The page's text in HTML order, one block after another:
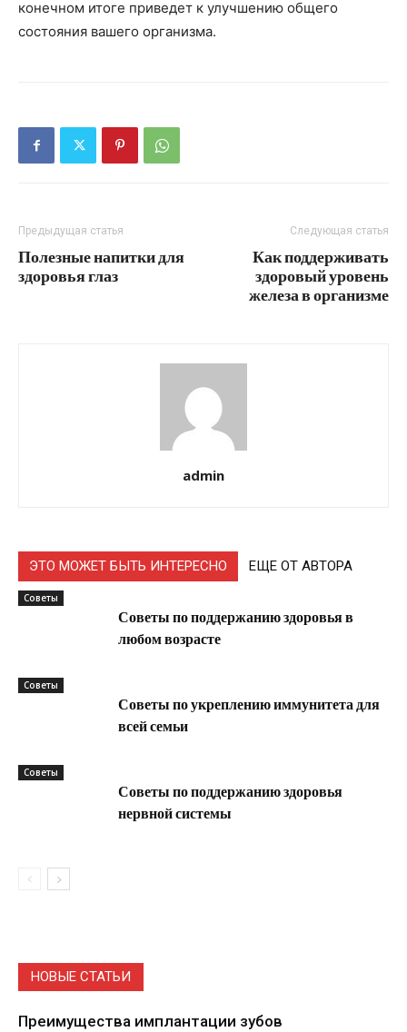
конечном итоге приведет к улучшению общего
состояния вашего организма.
Предыдущая статья
Полезные напитки для
здоровья глаз
Следующая статья
Как поддерживать
здоровый уровень
железа в организме
admin
ЭТО МОЖЕТ БЫТЬ ИНТЕРЕСНО ЕЩЕ ОТ АВТОРА
Советы
Советы по поддержанию здоровья в
любом возрасте
Советы
Советы по укреплению иммунитета для
всей семьи
Советы
Советы по поддержанию здоровья
нервной системы
НОВЫЕ СТАТЬИ
Преимущества имплантации зубов